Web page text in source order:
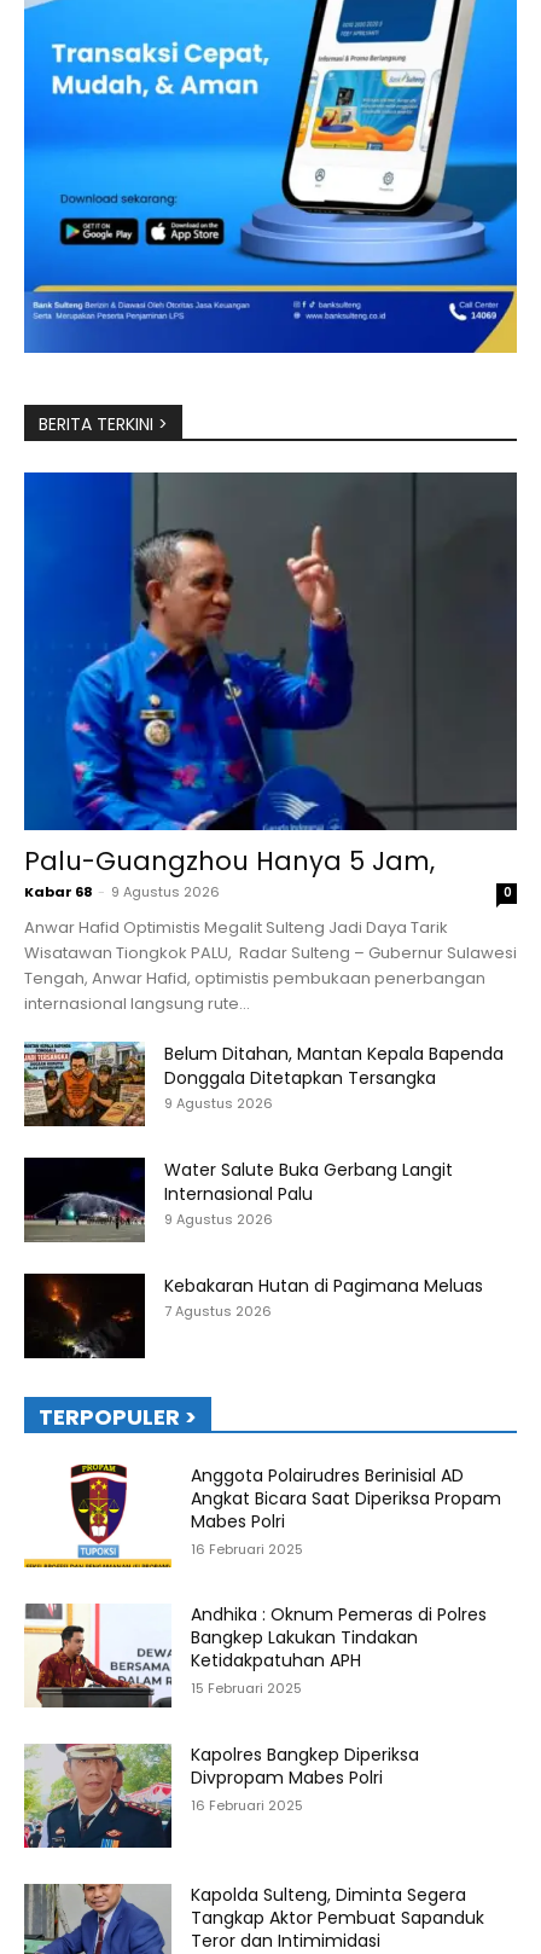
BERITA TERKINI >
Palu-Guangzhou Hanya 5 Jam,
Kabar 68 - 9 Agustus 2026 0
Anwar Hafid Optimistis Megalit Sulteng Jadi Daya Tarik
Wisatawan Tiongkok PALU, Radar Sulteng – Gubernur Sulawesi
Tengah, Anwar Hafid, optimistis pembukaan penerbangan
internasional langsung rute...
Belum Ditahan, Mantan Kepala Bapenda
Donggala Ditetapkan Tersangka
9 Agustus 2026
Water Salute Buka Gerbang Langit
Internasional Palu
9 Agustus 2026
Kebakaran Hutan di Pagimana Meluas
7 Agustus 2026
TERPOPULER >
Anggota Polairudres Berinisial AD
Angkat Bicara Saat Diperiksa Propam
Mabes Polri
16 Februari 2025
Andhika : Oknum Pemeras di Polres
Bangkep Lakukan Tindakan
Ketidakpatuhan APH
15 Februari 2025
Kapolres Bangkep Diperiksa
Divpropam Mabes Polri
16 Februari 2025
Kapolda Sulteng, Diminta Segera
Tangkap Aktor Pembuat Sapanduk
Teror dan Intimimidasi